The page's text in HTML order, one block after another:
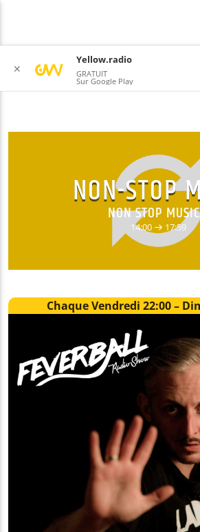
EN CE MOMENT
TILL IT'S GON
NON-STOP MUSIC
14:00 17:59
NON-STOP
NON STOP
14:00 17:59
Chaque Vendredi 22:00 –
✕
Yellow.radio
GRATUIT
Sur Google Play